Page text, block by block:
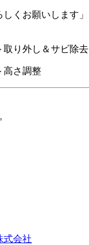
くお願いします」
取り外し＆サビ除去
高さ調整
式会社